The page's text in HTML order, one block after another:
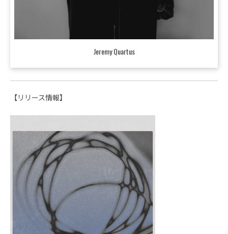
Jeremy Quartus
【リリース情報】